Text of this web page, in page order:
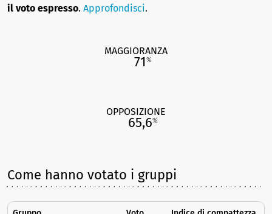
il voto espresso. Approfondisci.
MAGGIORANZA
71%
OPPOSIZIONE
65,6%
Come hanno votato i gruppi